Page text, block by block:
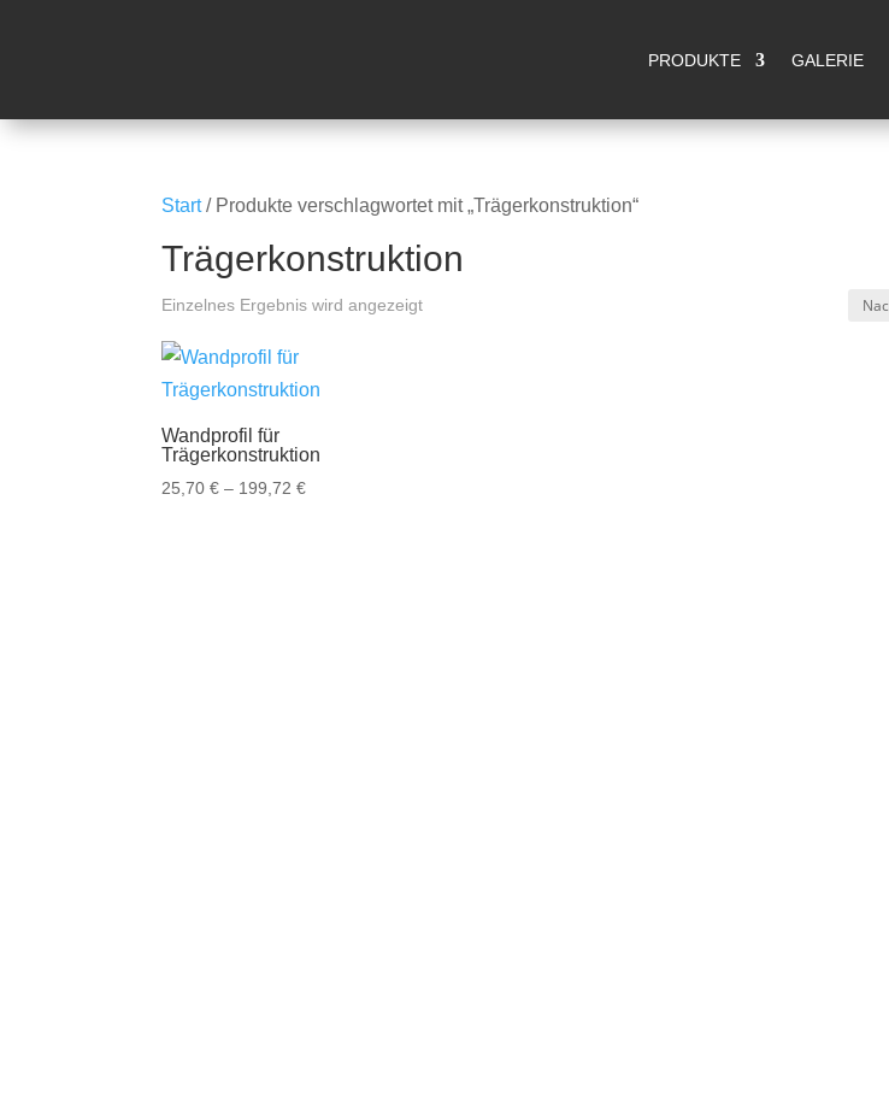
PRODUKTE GALERIE
Start/ Produkte verschlagwortet mit „Trägerkonstruktion“
Trägerkonstruktion
Einzelnes Ergebnis wird angezeigt
Wandprofil für
Trägerkonstruktion
25,70€ – 199,72€Preisspanne: